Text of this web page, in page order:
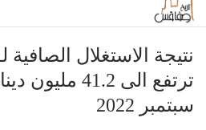
نتيجة الاستغلال الصافية
ترتفع الى 41.2
سبتمبر 2022